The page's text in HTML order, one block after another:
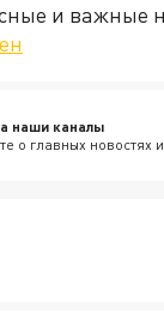
и важные
наши каналы
о главных новостях